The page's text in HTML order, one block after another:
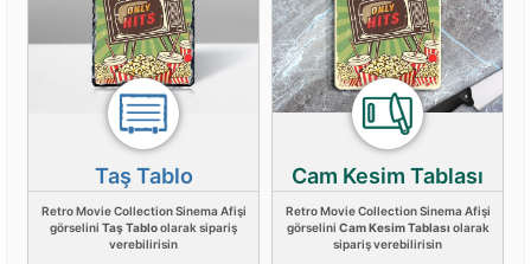
Taş Tablo
Retro Movie Collection Sinema Afişi
görselini Taş Tabloolarak sipariş
verebilirisin
Cam Kesim Tablası
Retro Movie Collection Sinema Afişi
görselini Cam Kesim Tablası olarak
sipariş verebilirisin